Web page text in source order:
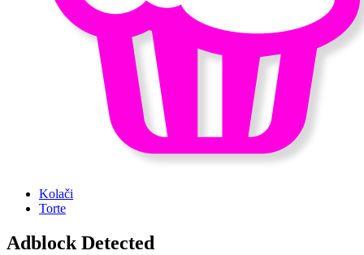
Kolači
Torte
Adblock Detected